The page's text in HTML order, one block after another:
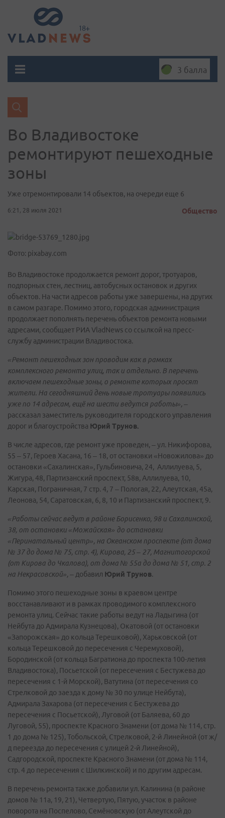
3 балла
Во Владивостоке
ремонтируют пешеходные
зоны
Уже отремонтировали 14 объектов, на очереди еще 6
6:21, 28 июля 2021 Общество
Фото: pixabay.com
Во Владивостоке продолжается ремонт дорог, тротуаров,
подпорных стен, лестниц, автобусных остановок и других
объектов. На части адресов работы уже завершены, на других
в самом разгаре. Помимо этого, городская администрация
продолжает пополнять перечень объектов ремонта новыми
адресами, сообщает РИА VladNews со ссылкой на пресс-
службу администрации Владивостока.
«Ремонт пешеходных зон проводим как в рамках
комплексного ремонта улиц, так и отдельно. В перечень
включаем пешеходные зоны, о ремонте которых просят
жители. На сегодняшний день новые тротуары появились
уже по 14 адресам, ещё на шести ведутся работы»,–
рассказал заместитель руководителя городского управления
дорог и благоустройства Юрий Трунов.
В числе адресов, где ремонт уже проведен, – ул. Никифорова,
55 – 57, Героев Хасана, 16 – 18, от остановки «Новожилова» до
остановки «Сахалинская», Гульбиновича, 24, Аллилуева, 5,
Жигура, 48, Партизанский проспект, 58в, Аллилуева, 10,
Карская, Пограничная, 7 стр. 4, 7 – Пологая, 22, Алеутская, 45а,
Леонова, 54, Саратовская, 6, 8, 10 и Партизанский проспект, 9.
«Работы сейчас ведут в районе Борисенко, 98 и Сахалинской,
38, от остановки «Можайская» до остановки
«Перинатальный центр», на Океанском проспекте (от дома
№ 37 до дома № 75, стр. 4), Кирова, 25 – 27, Магнитогорской
(от Кирова до Чкалова), от дома № 55а до дома № 51, стр. 2
на Некрасовской»,– добавил Юрий Трунов.
Помимо этого пешеходные зоны в краевом центре
восстанавливают и в рамках проводимого комплексного
ремонта улиц. Сейчас такие работы ведут на Ладыгина (от
Нейбута до Адмирала Кузнецова), Окатовой (от остановки
«Запорожская» до кольца Терешковой), Харьковской (от
кольца Терешковой до пересечения с Черемуховой),
Бородинской (от кольца Багратиона до проспекта 100-летия
Владивостока), Посьетской (от пересечения с Бестужева до
пересечения с 1-й Морской), Ватутина (от пересечения со
Стрелковой до заезда к дому № 30 по улице Нейбута),
Адмирала Захарова (от пересечения с Бестужева до
пересечения с Посьетской), Луговой (от Баляева, 60 до
Луговой, 55), проспекте Красного Знамени (от дома № 114, стр.
1 до дома № 125), Тобольской, Стрелковой, 2-й Линейной (от ж/
д переезда до пересечения с улицей 2-й Линейной),
Садгородской, проспекте Красного Знамени (от дома № 114,
стр. 4 до пересечения с Шилкинской) и по другим адресам.
В перечень ремонта также добавили ул. Калинина (в районе
домов № 11а, 19, 21), Четвертую, Пятую, участок в районе
поворота на Поспелово, Семёновскую (от Алеутской до